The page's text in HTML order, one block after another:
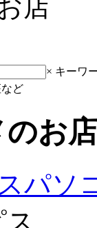
× キーワ
ど
お店
パソ